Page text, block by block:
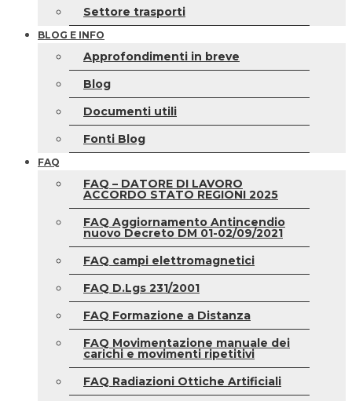
Settore trasporti
BLOG E INFO
Approfondimenti in breve
Blog
Documenti utili
Fonti Blog
FAQ
FAQ – DATORE DI LAVORO
ACCORDO STATO REGIONI 2025
FAQ Aggiornamento Antincendio
nuovo Decreto DM 01-02/09/2021
FAQ campi elettromagnetici
FAQ D.Lgs 231/2001
FAQ Formazione a Distanza
FAQ Movimentazione manuale dei
carichi e movimenti ripetitivi
FAQ Radiazioni Ottiche Artificiali